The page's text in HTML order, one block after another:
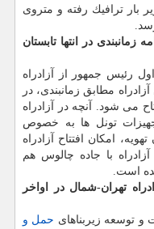
بار ترافیك رفته و متروی
زمانبندی در انتها تابستان
رئیس جمهور از آزادراه
مطابق زمانبندی، در
می شود. آنچه در آزادراه
تونل ها به خصوص
امكان افتتاح آزادراه
با جاده چالوس هم
است.
تهران-شمال در اواخر
توسعه زیربناهای حمل و